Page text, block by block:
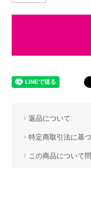
返品について
特定商取引法に基
この商品について